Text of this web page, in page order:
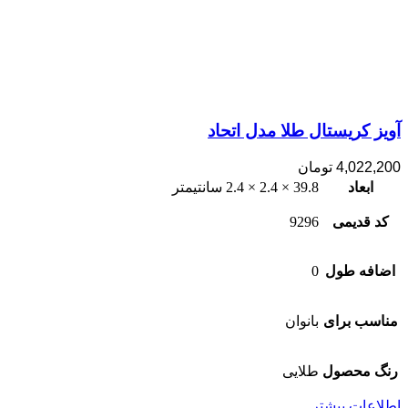
آویز کریستال طلا مدل اتحاد
4,022,200 تومان
ابعاد
39.8 × 2.4 × 2.4 سانتیمتر
کد قدیمی 9296
اضافه طول 0
مناسب برای بانوان
رنگ محصول طلایی